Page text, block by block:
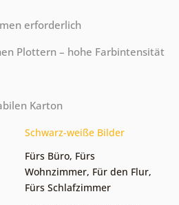
erforderlich
Plottern – hohe Farbintensität
Karton
Schwarz-weiße Bilder
Fürs Büro, Fürs
Wohnzimmer, Für den Flur,
Fürs Schlafzimmer